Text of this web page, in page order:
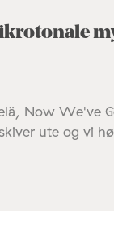
Now We've
ute og vi